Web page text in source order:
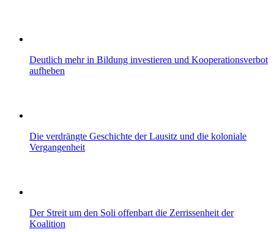
Deutlich mehr in Bildung investieren und Kooperationsverbot
aufheben
Die verdrängte Geschichte der Lausitz und die koloniale
Vergangenheit
Der Streit um den Soli offenbart die Zerrissenheit der
Koalition